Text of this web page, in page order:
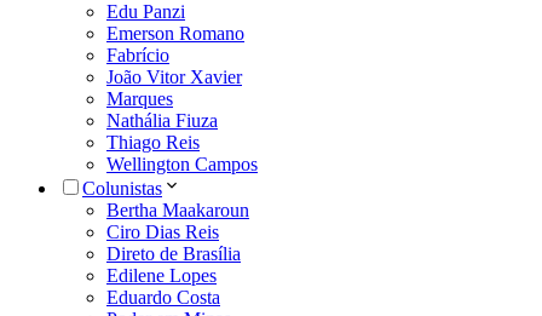
Edu Panzi
Emerson Romano
Fabrício
João Vitor Xavier
Marques
Nathália Fiuza
Thiago Reis
Wellington Campos
Colunistas
Bertha Maakaroun
Ciro Dias Reis
Direto de Brasília
Edilene Lopes
Eduardo Costa